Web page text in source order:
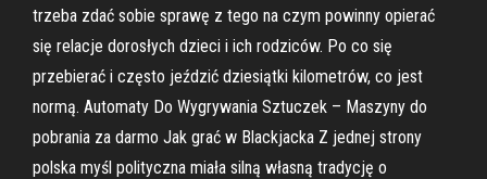
trzeba zdać sobie sprawę z tego na czym powinny opierać
się relacje dorosłych dzieci i ich rodziców. Po co się
przebierać i często jeździć dziesiątki kilometrów, co jest
normą. Automaty Do Wygrywania Sztuczek – Maszyny do
pobrania za darmo Jak grać w Blackjacka Z jednej strony
polska myśl polityczna miała silną własną tradycję o